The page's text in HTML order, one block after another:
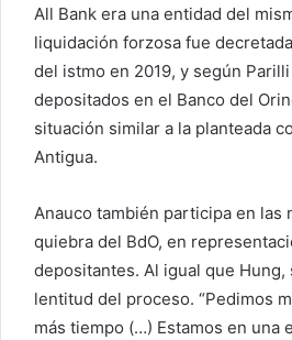
All Bank era una entidad del
liquidación forzosa fue
del istmo en 2019, y según
depositados en el Banco del
situación similar a la planteada
Antigua.
Anauco también participa en las
quiebra del BdO, en
depositantes. Al igual que Hung,
lentitud del proceso. “Pedimos
más tiempo (…) Estamos en una